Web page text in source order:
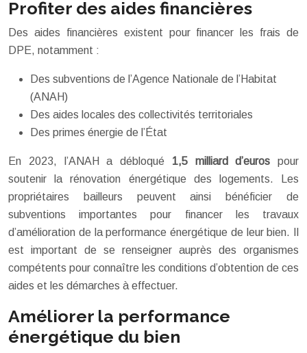
Profiter des aides financières
Des aides financières existent pour financer les frais de
DPE, notamment :
Des subventions de l’Agence Nationale de l’Habitat
(ANAH)
Des aides locales des collectivités territoriales
Des primes énergie de l’État
En 2023, l’ANAH a débloqué 1,5 milliard d’euros pour
soutenir la rénovation énergétique des logements. Les
propriétaires bailleurs peuvent ainsi bénéficier de
subventions importantes pour financer les travaux
d’amélioration de la performance énergétique de leur bien. Il
est important de se renseigner auprès des organismes
compétents pour connaître les conditions d’obtention de ces
aides et les démarches à effectuer.
Améliorer la performance
énergétique du bien